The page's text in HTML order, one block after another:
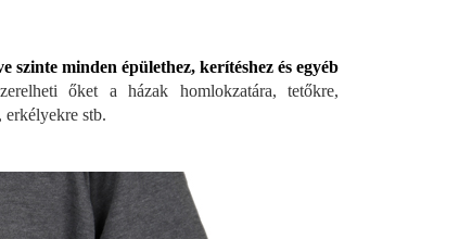
minden épülethez, kerítéshez és egyéb
őket a házak homlokzatára, tetőkre,
erkélyekre stb.